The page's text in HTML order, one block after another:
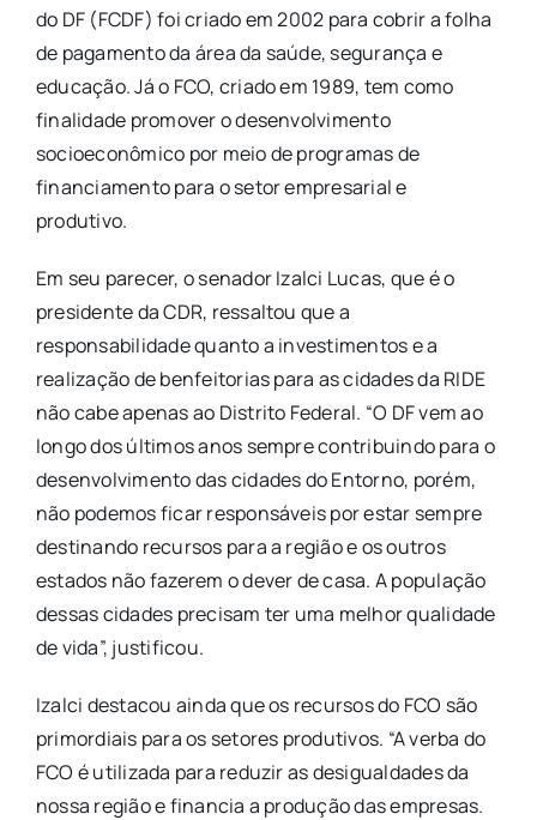
do DF (FCDF) foi criado em 2002 para cobrir a folha
de pagamento da área da saúde, segurança e
educação. Já o FCO, criado em 1989, tem como
finalidade promover o desenvolvimento
socioeconômico por meio de programas de
financiamento para o setor empresarial e
produtivo.
Em seu parecer, o senador Izalci Lucas, que é o
presidente da CDR, ressaltou que a
responsabilidade quanto a investimentos e a
realização de benfeitorias para as cidades da RIDE
não cabe apenas ao Distrito Federal. “O DF vem ao
longo dos últimos anos sempre contribuindo para o
desenvolvimento das cidades do Entorno, porém,
não podemos ficar responsáveis por estar sempre
destinando recursos para a região e os outros
estados não fazerem o dever de casa. A população
dessas cidades precisam ter uma melhor qualidade
de vida”, justificou.
Izalci destacou ainda que os recursos do FCO são
primordiais para os setores produtivos. “A verba do
FCO é utilizada para reduzir as desigualdades da
nossa região e financia a produção das empresas.